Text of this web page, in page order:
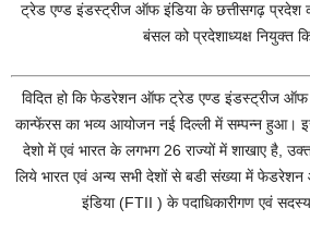
ट्रेड एण्ड इंडस्ट्रीज ऑफ इंडिया के छत्तीसगढ़ प्रदेश
बंसल को प्रदेशाध्यक्ष नियुक्त
विदित हो कि फेडरेशन ऑफ ट्रेड एण्ड इंडस्ट्रीज ऑफ
कान्फेंरस का भव्य आयोजन नई दिल्ली में सम्पन्न हुआ।
देशो में एवं भारत के लगभग 26 राज्यों में शाखाए है,
लिये भारत एवं अन्य सभी देशों से बडी संख्या में
इंडिया (FTII ) के पदाधिकारीगण एवं